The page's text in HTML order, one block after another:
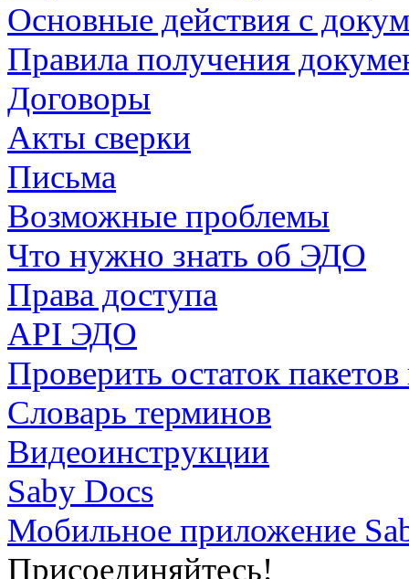
Основные действия с
Правила получения
Договоры
Акты сверки
Письма
Возможные проблемы
Что нужно знать об ЭДО
Права доступа
API ЭДО
Проверить остаток
Словарь терминов
Видеоинструкции
Saby Docs
Мобильное приложение
Присоединяйтесь!